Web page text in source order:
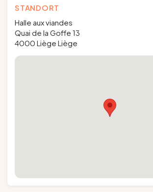
STANDORT
Halle aux viandes
Quai de la Goffe 13
4000 Liège Liège